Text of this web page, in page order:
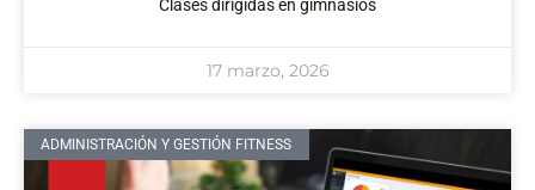
Clases dirigidas en gimnasios
17 marzo, 2026
ADMINISTRACIÓN Y GESTIÓN FITNESS